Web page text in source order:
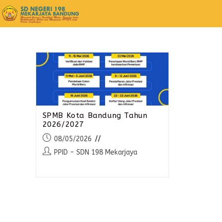
SPMB Kota Bandung Tahun
2026/2027
08/05/2026
PPID - SDN 198 Mekarjaya